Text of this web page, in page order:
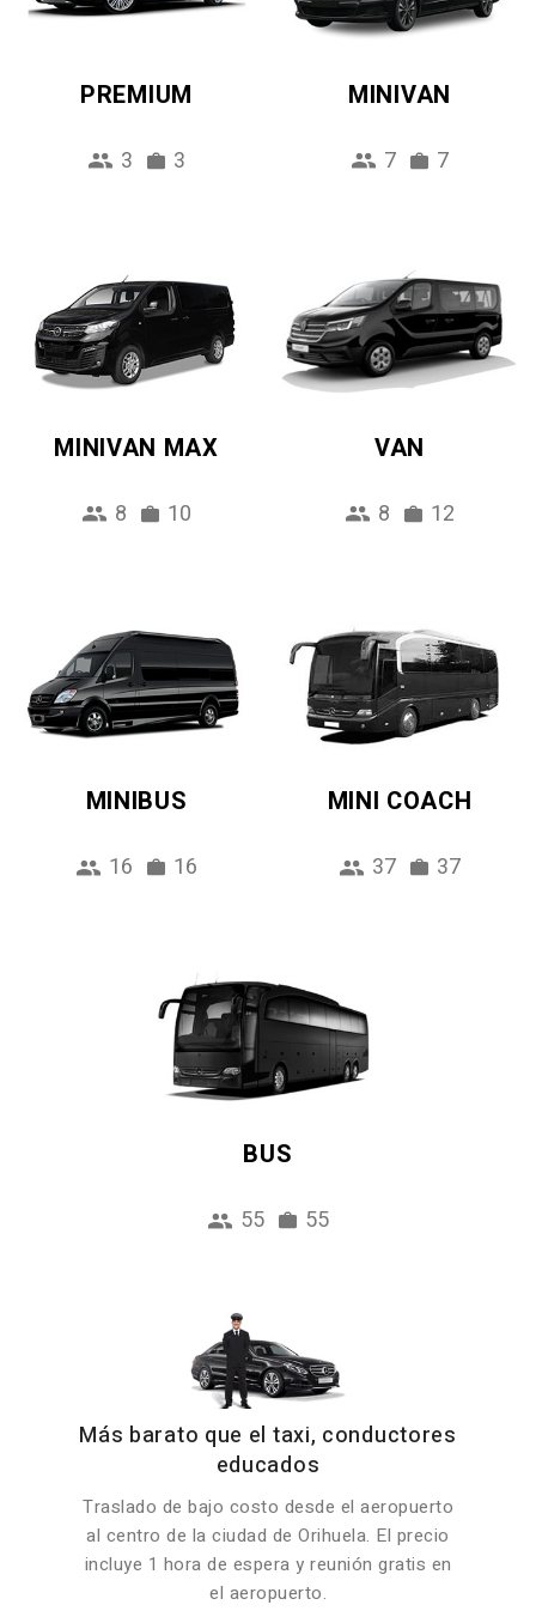
PREMIUM
3 3
MINIVAN
7 7
MINIVAN MAX
8 10
VAN
8 12
MINIBUS
16 16
MINI COACH
37 37
BUS
55 55
Más barato que el taxi, conductores
educados
Traslado de bajo costo desde el aeropuerto
al centro de la ciudad de Orihuela. El precio
incluye 1 hora de espera y reunión gratis en
el aeropuerto.